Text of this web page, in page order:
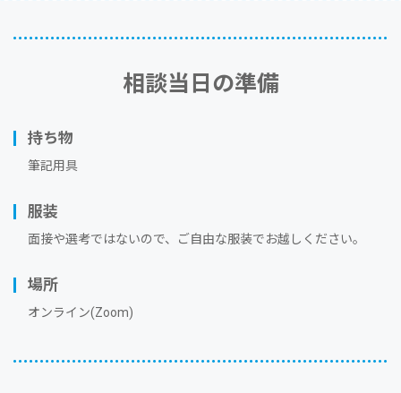
相談当⽇の準備
持ち物
筆記用具
服装
⾯接や選考ではないので、ご⾃由な服装でお越しください。
場所
オンライン(Zoom)